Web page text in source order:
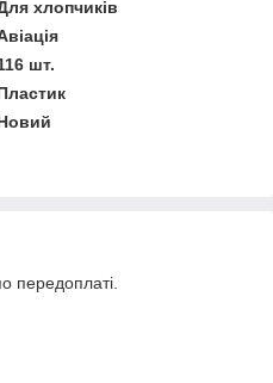
хлопчиків
шт.
передоплаті.